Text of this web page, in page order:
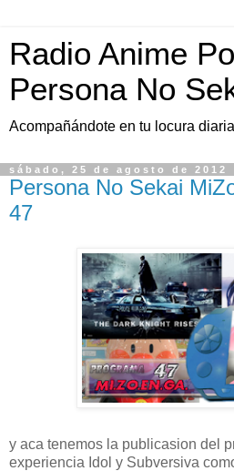
Radio Anime
Persona No
Acompañándote en tu locura
sábado, 25 de agosto de 2012
Persona No Sekai
47
y aca tenemos la publicasion del
experiencia Idol y Subversiva